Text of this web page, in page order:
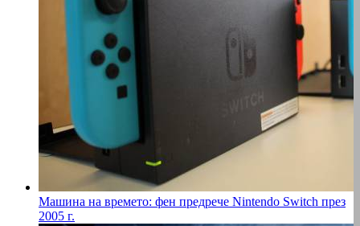
Машина на времето: фен предрече Nintendo Switch през
2005 г.